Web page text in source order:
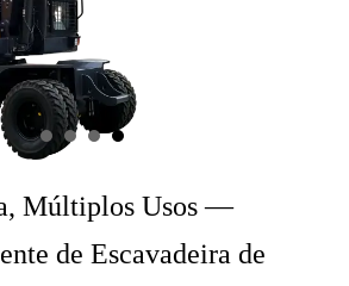
Múltiplos Usos —
de Escavadeira de